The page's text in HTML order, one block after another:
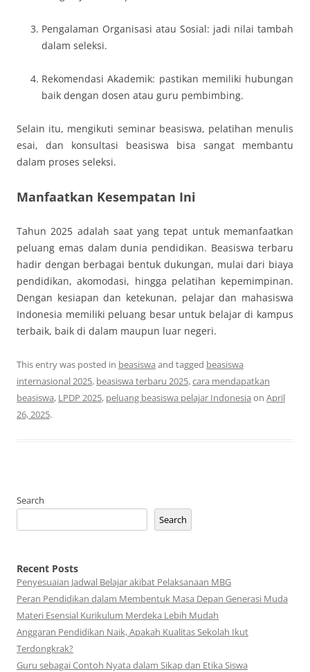
Pengalaman Organisasi atau Sosial: jadi nilai tambah
dalam seleksi.
Rekomendasi Akademik: pastikan memiliki hubungan
baik dengan dosen atau guru pembimbing.
Selain itu, mengikuti seminar beasiswa, pelatihan menulis
esai, dan konsultasi beasiswa bisa sangat membantu
dalam proses seleksi.
Manfaatkan Kesempatan Ini
Tahun 2025 adalah saat yang tepat untuk memanfaatkan
peluang emas dalam dunia pendidikan. Beasiswa terbaru
hadir dengan berbagai bentuk dukungan, mulai dari biaya
pendidikan, akomodasi, hingga pelatihan kepemimpinan.
Dengan kesiapan dan ketekunan, pelajar dan mahasiswa
Indonesia memiliki peluang besar untuk belajar di kampus
terbaik, baik di dalam maupun luar negeri.
This entry was posted in beasiswa and tagged beasiswa
internasional 2025, beasiswa terbaru 2025,cara mendapatkan
beasiswa, LPDP 2025, peluang beasiswa pelajar Indonesia on April
26, 2025.
Search
Search
Recent Posts
Penyesuaian Jadwal Belajar akibat Pelaksanaan MBG
Peran Pendidikan dalam Membentuk Masa Depan Generasi Muda
Materi Esensial Kurikulum Merdeka Lebih Mudah
Anggaran Pendidikan Naik, Apakah Kualitas Sekolah Ikut
Terdongkrak?
Guru sebagai Contoh Nyata dalam Sikap dan Etika Siswa